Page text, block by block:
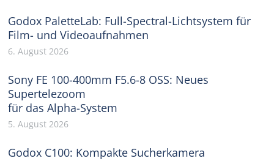
Godox PaletteLab: Full-Spectral-Lichtsystem für
Film- und Videoaufnahmen
6. August 2026
Sony FE 100-400mm F5.6-8 OSS: Neues
Supertelezoom
für das Alpha-System
5. August 2026
Godox C100: Kompakte Sucherkamera